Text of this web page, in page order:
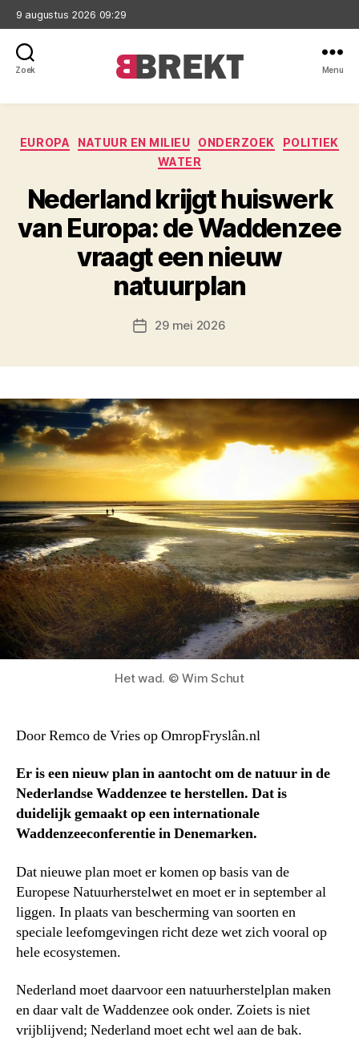
9 augustus 2026 09:29
Zoek Menu
Categorieën
EUROPA NATUUR EN MILIEU ONDERZOEK
POLITIEK
WATER
Nederland krijgt huiswerk
van Europa: de Waddenzee
vraagt een nieuw
natuurplan
Berichtdatum
29 mei 2026
Het wad. © Wim Schut
Door Remco de Vries op OmropFryslân.nl
Er is een nieuw plan in aantocht om de natuur in de
Nederlandse Waddenzee te herstellen. Dat is
duidelijk gemaakt op een internationale
Waddenzeeconferentie in Denemarken.
Dat nieuwe plan moet er komen op basis van de
Europese Natuurherstelwet en moet er in september al
liggen. In plaats van bescherming van soorten en
speciale leefomgevingen richt deze wet zich vooral op
hele ecosystemen.
Nederland moet daarvoor een natuurherstelplan maken
en daar valt de Waddenzee ook onder. Zoiets is niet
vrijblijvend; Nederland moet echt wel aan de bak.